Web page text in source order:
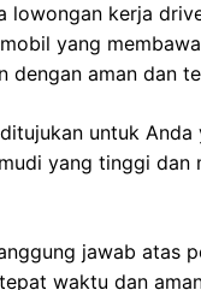
lowongan kerja
yang
dengan aman dan
untuk Anda
yang tinggi dan
jawab atas
waktu dan